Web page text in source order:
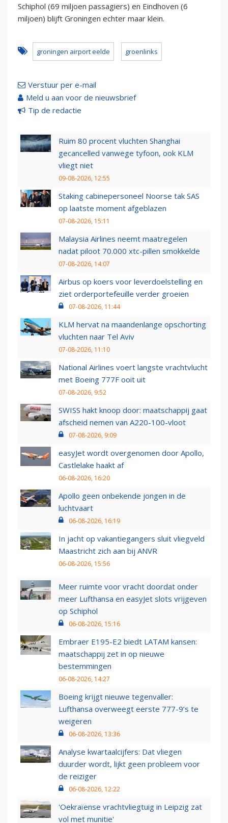
Schiphol (69 miljoen passagiers) en Eindhoven (6
miljoen) blijft Groningen echter maar klein.
groningen airport eelde groenlinks
Verstuur per e-mail
Meld u aan voor de nieuwsbrief
Tip de redactie
Ruim 80 procent vluchten Shanghai
gecancelled vanwege tyfoon, ook KLM
vliegt niet
09-08-2026, 12:55
Staking cabinepersoneel Noorse tak SAS
op laatste moment afgeblazen
07-08-2026, 15:11
Malaysia Airlines neemt maatregelen
nadat piloot 70.000 xtc-pillen smokkelde
07-08-2026, 14:07
Airbus op koers voor leverdoelstelling en
ziet orderportefeuille verder groeien
07-08-2026, 11:44
KLM hervat na maandenlange opschorting
vluchten naar Tel Aviv
07-08-2026, 11:10
National Airlines voert langste vrachtvlucht
met Boeing 777F ooit uit
07-08-2026, 9:52
SWISS hakt knoop door: maatschappij gaat
afscheid nemen van A220-100-vloot
07-08-2026, 9:09
easyJet wordt overgenomen door Apollo,
Castlelake haakt af
06-08-2026, 16:20
Apollo geen onbekende jongen in de
luchtvaart
06-08-2026, 16:19
In jacht op vakantiegangers sluit vliegveld
Maastricht zich aan bij ANVR
06-08-2026, 15:56
Meer ruimte voor vracht doordat onder
meer Lufthansa en easyJet slots vrijgeven
op Schiphol
06-08-2026, 15:16
Embraer E195-E2 biedt LATAM kansen:
maatschappij zet in op nieuwe
bestemmingen
06-08-2026, 14:27
Boeing krijgt nieuwe tegenvaller:
Lufthansa overweegt eerste 777-9’s te
weigeren
06-08-2026, 13:36
Analyse kwartaalcijfers: Dat vliegen
duurder wordt, lijkt geen probleem voor
de reiziger
06-08-2026, 12:22
'Oekraïense vrachtvliegtuig in Leipzig zat
vol met munitie'